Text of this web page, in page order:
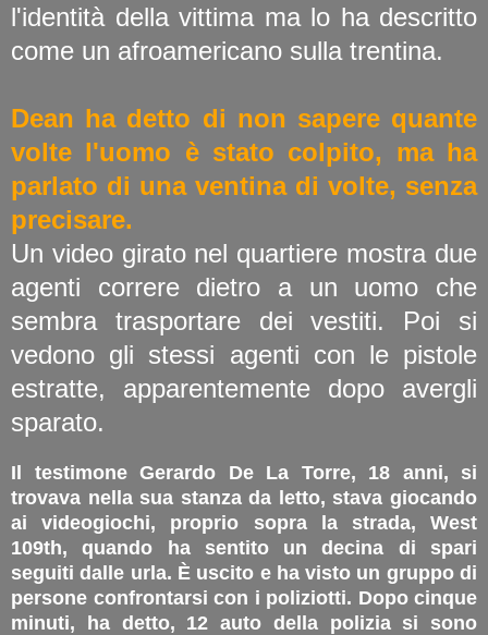
l'identità della vittima ma lo ha descritto
come un afroamericano sulla trentina.
Dean ha detto di non sapere quante
volte l'uomo è stato colpito, ma ha
parlato di una ventina di volte, senza
precisare.
Un video girato nel quartiere mostra due
agenti correre dietro a un uomo che
sembra trasportare dei vestiti. Poi si
vedono gli stessi agenti con le pistole
estratte, apparentemente dopo avergli
sparato.
Il testimone Gerardo De La Torre, 18 anni, si
trovava nella sua stanza da letto, stava giocando
ai videogiochi, proprio sopra la strada, West
109th, quando ha sentito un decina di spari
seguiti dalle urla. È uscito e ha visto un gruppo di
persone confrontarsi con i poliziotti. Dopo cinque
minuti, ha detto, 12 auto della polizia si sono